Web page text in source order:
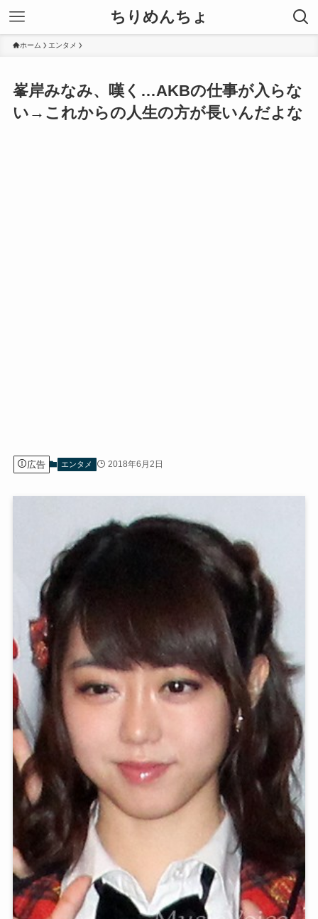
ちりめんちょ
ホーム エンタメ
峯岸みなみ、嘆く…AKBの仕事が入らな
い→これからの人生の方が長いんだよな
広告 エンタメ 2018年6月2日